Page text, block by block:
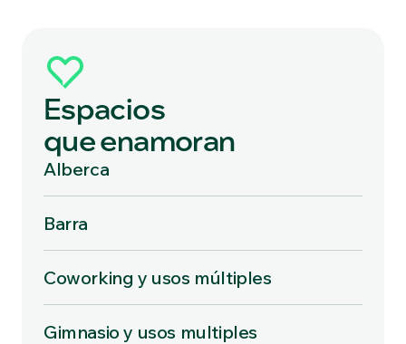
Espacios
que enamoran
Alberca
Barra
Coworking y usos múltiples
Gimnasio y usos multiples